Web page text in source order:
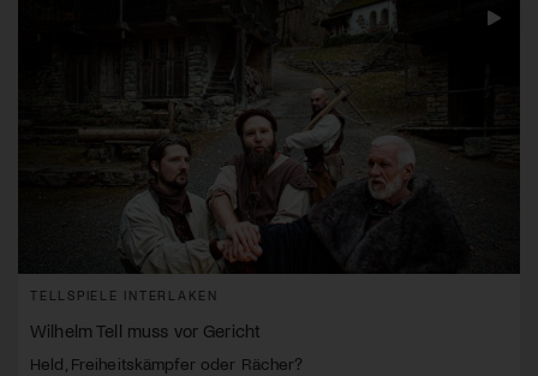
TELLSPIELE INTERLAKEN
Wilhelm Tell muss vor Gericht
Held, Freiheitskämpfer oder Rächer?